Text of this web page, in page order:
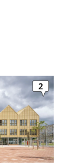
2